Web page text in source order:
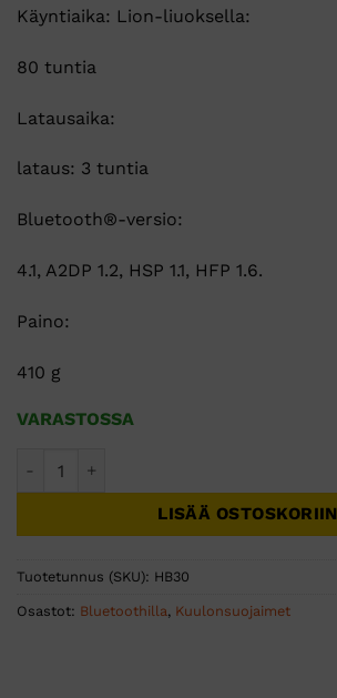
Käyntiaika: Lion-liuoksella:
80 tuntia
Latausaika:
lataus: 3 tuntia
Bluetooth®-versio:
4.1, A2DP 1.2, HSP 1.1, HFP 1.6.
Paino:
410 g
VARASTOSSA
LISÄÄ OSTOSKORIIN
Tuotetunnus (SKU): HB30
Osastot: Bluetoothilla, Kuulonsuojaimet